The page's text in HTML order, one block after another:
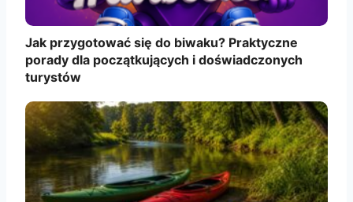
Jak przygotować się do biwaku? Praktyczne
porady dla początkujących i doświadczonych
turystów